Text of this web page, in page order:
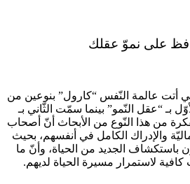
على نموّ عقلك
الماضي أتت عالمة النّفس “كارول” بنوعين من
بـ “عقل النّمو” بينما سمّت الثّاني بـ
من هذا النّوع من الأبحاث أنّ أصحاب
والإدراك الكامل في أنفسهم، بحيث
باستكشاف الجديد من الحياة، وأنّ ما
كافية لاستمرار مسيرة الحياة لديهم.